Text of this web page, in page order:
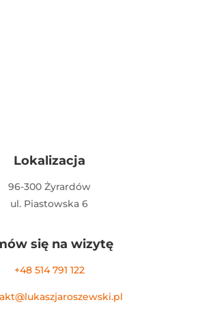
Lokalizacja
96-300 Żyrardów
ul. Piastowska 6
się na wizytę
+48 514 791 122